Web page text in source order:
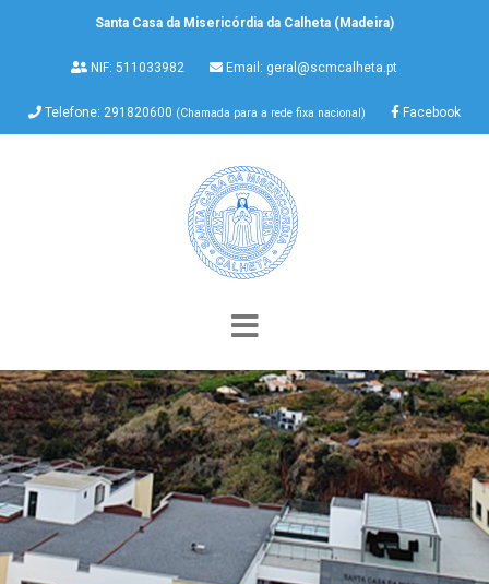
Santa Casa da Misericórdia da Calheta (Madeira)
NIF: 511033982 Email: geral@scmcalheta.pt
Telefone: 291820600 (Chamada para a rede fixa nacional) Facebook